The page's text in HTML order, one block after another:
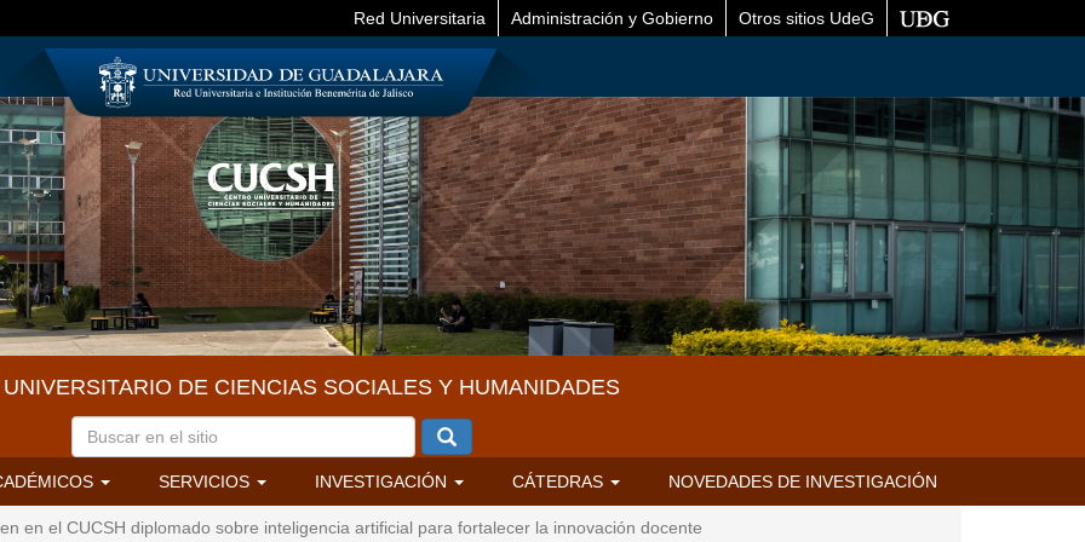
Red Universitaria Administración y Gobierno Otros sitios UdeG
DE CIENCIAS SOCIALES Y HUMANIDADES
SERVICIOS INVESTIGACIÓN CÁTEDRAS NOVEDADES DE INVESTIGACIÓN
en el CUCSH diplomado sobre inteligencia artificial para fortalecer la innovación docente